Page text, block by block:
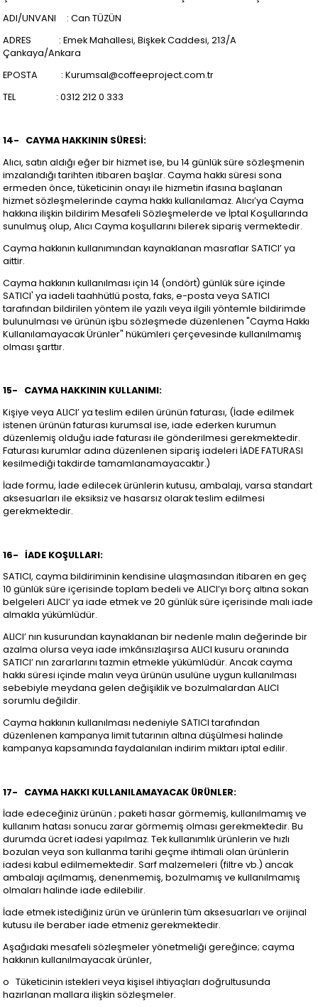
ADI/UNVANI : Can TÜZÜN
ADRES : Emek Mahallesi, Bişkek Caddesi, 213/A
Çankaya/Ankara
EPOSTA :Kurumsal@coffeeproject.com.tr
TEL : 0312 212 0 333
14- CAYMA HAKKININ SÜRESİ:
Alıcı, satın aldığı eğer bir hizmet ise, bu 14 günlük süre sözleşmenin
imzalandığı tarihten itibaren başlar. Cayma hakkı süresi sona
ermeden önce, tüketicinin onayı ile hizmetin ifasına başlanan
hizmet sözleşmelerinde cayma hakkı kullanılamaz. Alıcı’ya Cayma
hakkına ilişkin bildirim Mesafeli Sözleşmelerde ve İptal Koşullarında
sunulmuş olup, Alıcı Cayma koşullarını bilerek sipariş vermektedir.
Cayma hakkının kullanımından kaynaklanan masraflar SATICI’ ya
aittir.
Cayma hakkının kullanılması için 14 (ondört) günlük süre içinde
SATICI' ya iadeli taahhütlü posta, faks, e-posta veya SATICI
tarafından bildirilen yöntem ile yazılı veya ilgili yöntemle bildirimde
bulunulması ve ürünün işbu sözleşmede düzenlenen "Cayma Hakkı
Kullanılamayacak Ürünler" hükümleri çerçevesinde kullanılmamış
olması şarttır.
15- CAYMA HAKKININ KULLANIMI:
Kişiye veya ALICI’ ya teslim edilen ürünün faturası, (İade edilmek
istenen ürünün faturası kurumsal ise, iade ederken kurumun
düzenlemiş olduğu iade faturası ile gönderilmesi gerekmektedir.
Faturası kurumlar adına düzenlenen sipariş iadeleri İADE FATURASI
kesilmediği takdirde tamamlanamayacaktır.)
İade formu, İade edilecek ürünlerin kutusu, ambalajı, varsa standart
aksesuarları ile eksiksiz ve hasarsız olarak teslim edilmesi
gerekmektedir.
16-İADE KOŞULLARI:
SATICI, cayma bildiriminin kendisine ulaşmasından itibaren en geç
10 günlük süre içerisinde toplam bedeli ve ALICI’yı borç altına sokan
belgeleri ALICI’ ya iade etmek ve 20 günlük süre içerisinde malı iade
almakla yükümlüdür.
ALICI’ nın kusurundan kaynaklanan bir nedenle malın değerinde bir
azalma olursa veya iade imkânsızlaşırsa ALICI kusuru oranında
SATICI’ nın zararlarını tazmin etmekle yükümlüdür. Ancak cayma
hakkı süresi içinde malın veya ürünün usulüne uygun kullanılması
sebebiyle meydana gelen değişiklik ve bozulmalardan ALICI
sorumlu değildir.
Cayma hakkının kullanılması nedeniyle SATICI tarafından
düzenlenen kampanya limit tutarının altına düşülmesi halinde
kampanya kapsamında faydalanılan indirim miktarı iptal edilir.
17- CAYMA HAKKI KULLANILAMAYACAK ÜRÜNLER:
İade edeceğiniz ürünün ; paketi hasar görmemiş, kullanılmamış ve
kullanım hatası sonucu zarar görmemiş olması gerekmektedir. Bu
durumda ücret iadesi yapılmaz. Tek kullanımlık ürünlerin ve hızlı
bozulan veya son kullanma tarihi geçme ihtimali olan ürünlerin
iadesi kabul edilmemektedir. Sarf malzemeleri (filtre vb.) ancak
ambalajı açılmamış, denenmemiş, bozulmamış ve kullanılmamış
olmaları halinde iade edilebilir.
İade etmek istediğiniz ürün ve ürünlerin tüm aksesuarları ve orijinal
kutusu ile beraber iade etmeniz gerekmektedir.
Aşağıdaki mesafeli sözleşmeler yönetmeliği gereğince; cayma
hakkının kullanılmayacak ürünler,
o Tüketicinin istekleri veya kişisel ihtiyaçları doğrultusunda
hazırlanan mallara ilişkin sözleşmeler.